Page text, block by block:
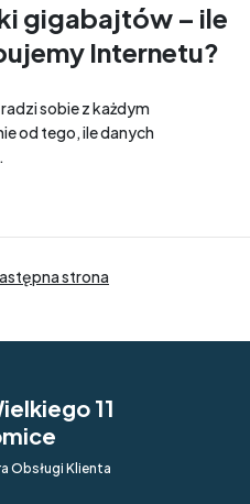
gigabajtów – ile
Internetu?
sobie z każdym
od tego, ile danych
strona
11
Obsługi Klienta